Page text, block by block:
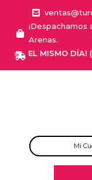
Arenas.
EL MISMO DÍA!
Mi